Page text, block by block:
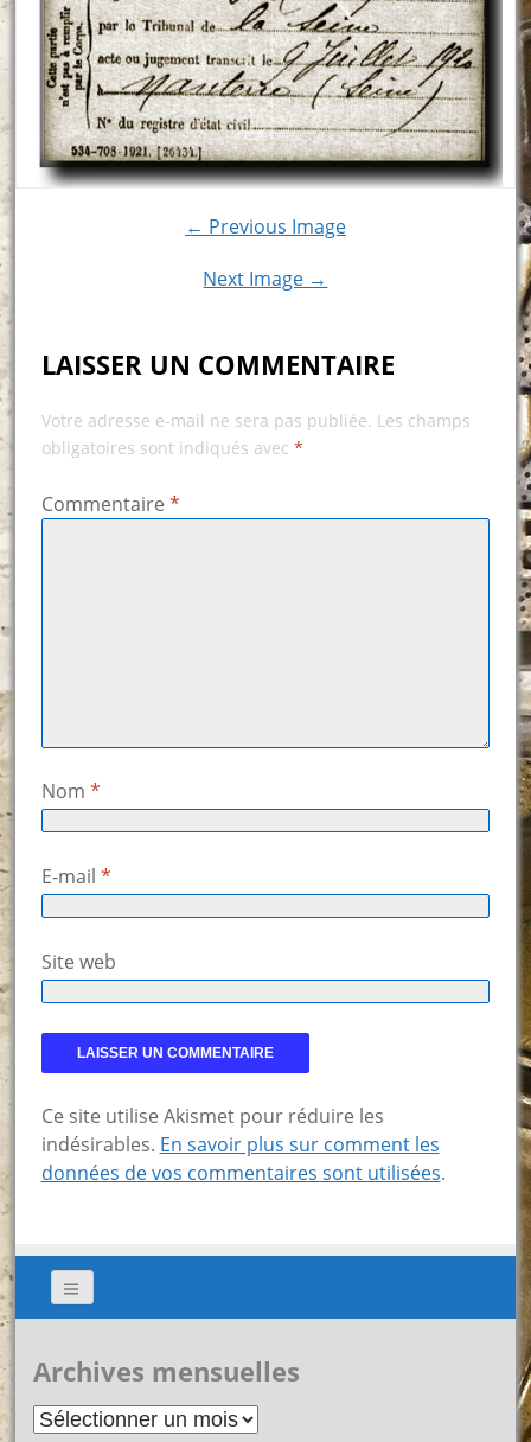
← Previous Image
Next Image →
LAISSER UN COMMENTAIRE
Votre adresse e-mail ne sera pas publiée. Les champs
obligatoires sont indiqués avec *
Commentaire *
Nom *
E-mail *
Site web
Ce site utilise Akismet pour réduire les
indésirables. En savoir plus sur comment les
données de vos commentaires sont utilisées.
Archives mensuelles
Archives